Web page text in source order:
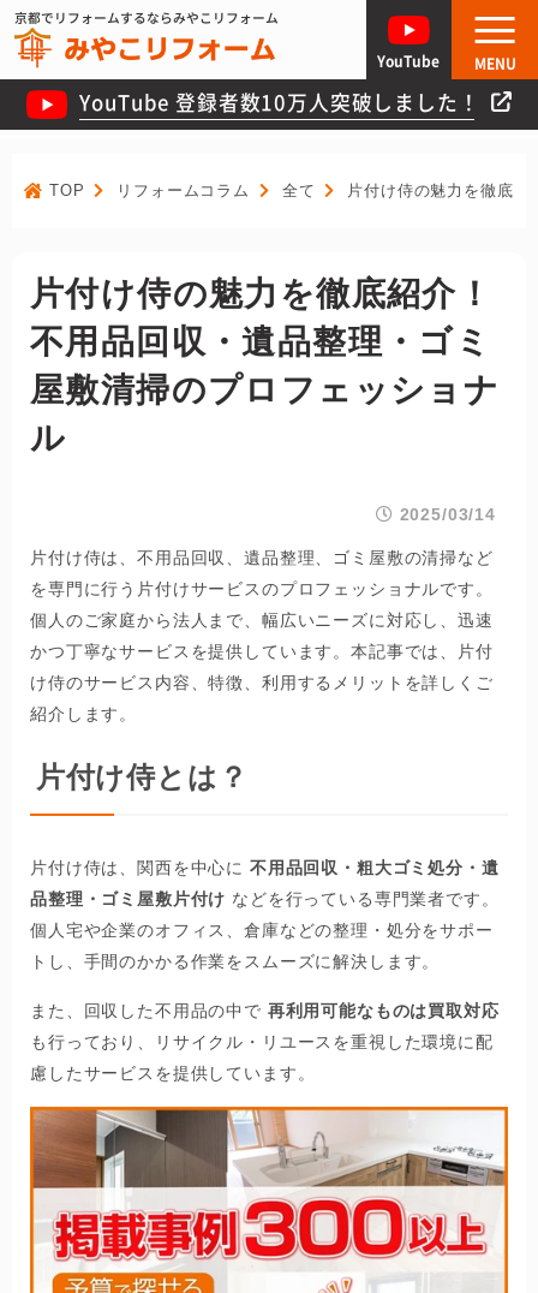
京都でリフォームするならみやこリフォーム
YouTube 登録者数10万人突破しました！
YouTube MENU
TOP リフォームコラム 全て 片付け侍の魅力を徹底
片付け侍の魅力を徹底紹介！
不用品回収・遺品整理・ゴミ
屋敷清掃のプロフェッショナ
ル
2025/03/14
片付け侍は、不用品回収、遺品整理、ゴミ屋敷の清掃など
を専門に行う片付けサービスのプロフェッショナルです。
個人のご家庭から法人まで、幅広いニーズに対応し、迅速
かつ丁寧なサービスを提供しています。本記事では、片付
け侍のサービス内容、特徴、利用するメリットを詳しくご
紹介します。
片付け侍とは？
片付け侍は、関西を中心に 不用品回収・粗大ゴミ処分・遺
品整理・ゴミ屋敷片付け などを行っている専門業者です。
個人宅や企業のオフィス、倉庫などの整理・処分をサポー
トし、手間のかかる作業をスムーズに解決します。
また、回収した不用品の中で 再利用可能なものは買取対応
も行っており、リサイクル・リユースを重視した環境に配
慮したサービスを提供しています。